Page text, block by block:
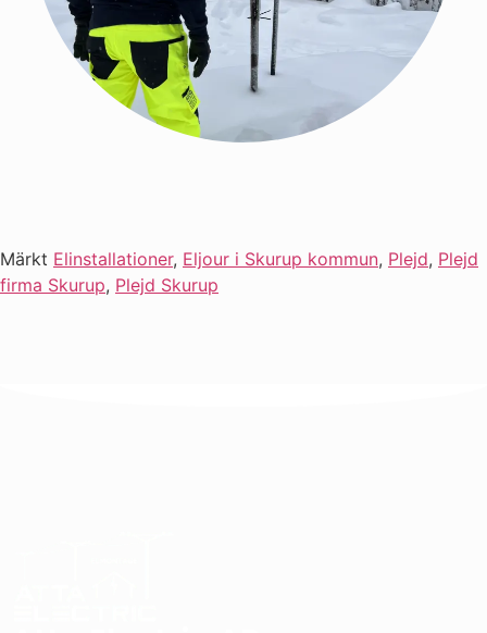
Märkt Elinstallationer, Eljour i Skurup kommun, Plejd, Plejd
firma Skurup, Plejd Skurup